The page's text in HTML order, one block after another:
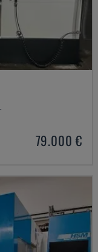
79.000 €